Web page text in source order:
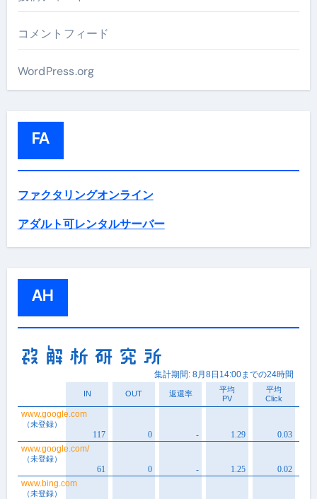
コメントフィード
WordPress.org
FA
ファクタリングオンライン
アダルト可レンタルサーバー
AH